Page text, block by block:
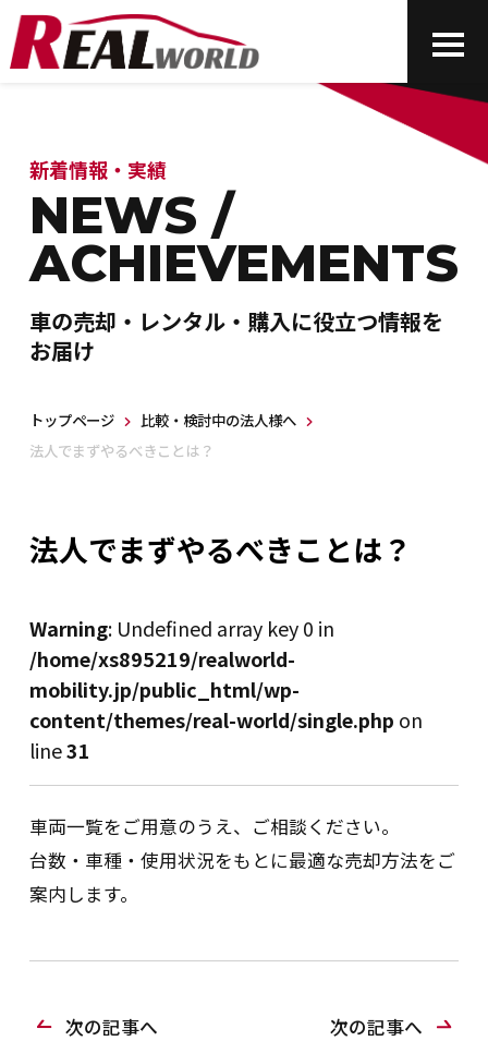
新着情報・実績
NEWS /
ACHIEVEMENTS
車の売却・レンタル・購入に役立つ情報を
お届け
トップページ
比較・検討中の法人様へ
法人でまずやるべきことは？
法人でまずやるべきことは？
Warning: Undefined array key 0 in
/home/xs895219/realworld-
mobility.jp/public_html/wp-
content/themes/real-world/single.php on
line31
車両一覧をご用意のうえ、ご相談ください。
台数・車種・使用状況をもとに最適な売却方法をご
案内します。
次の記事へ 次の記事へ